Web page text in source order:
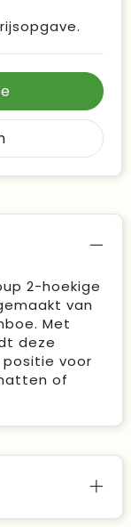
2-hoekige
van
Met
deze
voor
of